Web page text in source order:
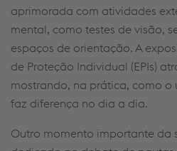
aprimorada com atividades
mental, como testes de visão,
espaços de orientação. A
de Proteção Individual (EPIs)
mostrando, na prática, como o
faz diferença no dia a dia.
Outro momento importante da